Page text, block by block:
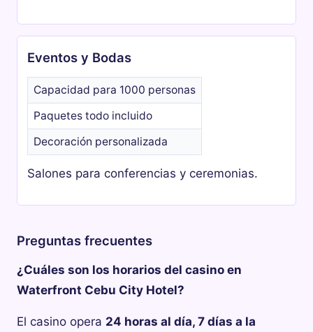
Eventos y Bodas
Capacidad para 1000 personas
Paquetes todo incluido
Decoración personalizada
Salones para conferencias y ceremonias.
Preguntas frecuentes
¿Cuáles son los horarios del casino en
Waterfront Cebu City Hotel?
El casino opera 24 horas al día, 7 días a la